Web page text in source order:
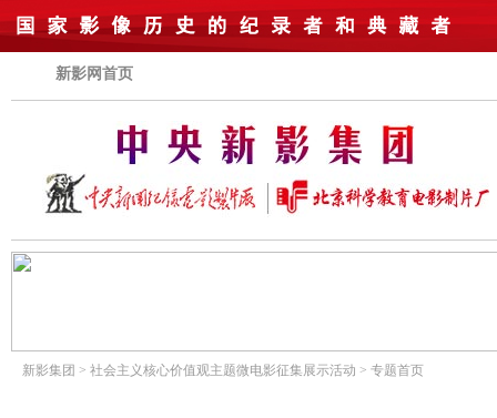
新影网首页
新影集团 > 社会主义核心价值观主题微电影征集展示活动 > 专题首页